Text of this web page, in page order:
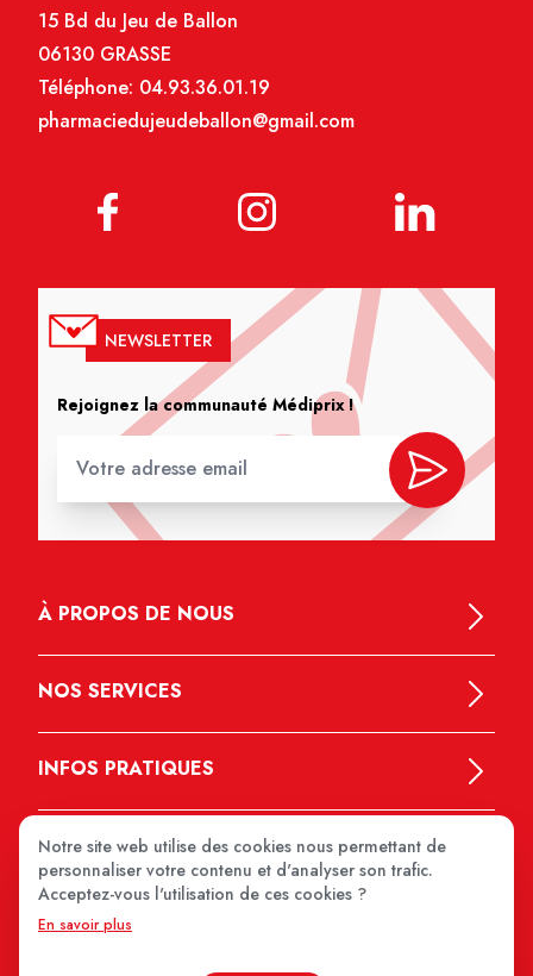
15 Bd du Jeu de Ballon
06130 GRASSE
Téléphone: 04.93.36.01.19
pharmaciedujeudeballon@gmail.com
NEWSLETTER
Rejoignez la communauté Médiprix !
À PROPOS DE NOUS
NOS SERVICES
INFOS PRATIQUES
Notre site web utilise des cookies nous permettant de
personnaliser votre contenu et d'analyser son trafic.
Acceptez-vous l'utilisation de ces cookies ?
En savoir plus